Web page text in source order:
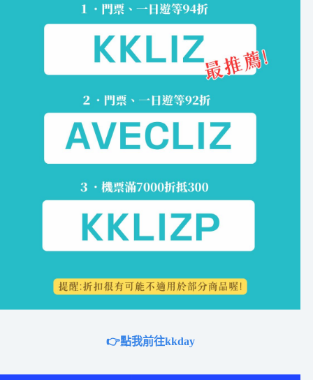
👉點我前往kkday